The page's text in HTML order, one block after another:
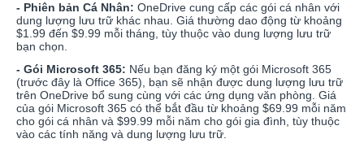
- Phiên bản Cá Nhân: OneDrive cung cấp các gói cá nhân với
dung lượng lưu trữ khác nhau. Giá thường dao động từ khoảng
$1.99 đến $9.99 mỗi tháng, tùy thuộc vào dung lượng lưu trữ
bạn chọn.
- Gói Microsoft 365: Nếu bạn đăng ký một gói Microsoft 365
(trước đây là Office 365), bạn sẽ nhận được dung lượng lưu trữ
trên OneDrive bổ sung cùng với các ứng dụng văn phòng. Giá
của gói Microsoft 365 có thể bắt đầu từ khoảng $69.99 mỗi năm
cho gói cá nhân và $99.99 mỗi năm cho gói gia đình, tùy thuộc
vào các tính năng và dung lượng lưu trữ.